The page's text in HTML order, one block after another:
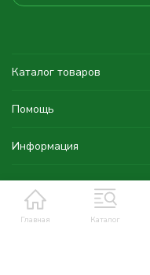
Главная Каталог
Каталог товаров
Помощь
Информация